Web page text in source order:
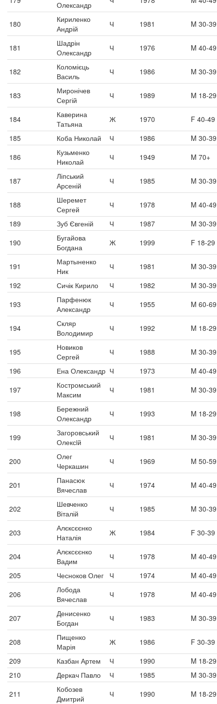
Олександр
180
Кириленко
Андрій
Ч 1981 M 30-39
181
Шадрін
Олександр
Ч 1976 M 40-49
182
Коломієць
Василь
Ч 1986 M 30-39
183
Миронічев
Сергій
Ч 1989 M 18-29
184
Каверина
Татьяна
Ж 1970
F 40-49
185
Коба Николай Ч 1986
M 30-39
186
Кузьменко
Николай
Ч 1949 M 70+
187
Ліпський
Арсеній
Ч 1985 M 30-39
188
Шеремет
Сергей
Ч 1978
M 40-49
189
Зуб Євгеній Ч 1987
M 30-39
190
Бугайова
Богдана
Ж 1999 F 18-29
191
Мартыненко
Ник
Ч 1981
M 30-39
192
Сичік Кирило Ч 1982
M 30-39
193
Парфенюк
Александр
Ч 1955 M 60-69
194
Скляр
Володимир
Ч 1992 M 18-29
195
Новиков
Сергей
Ч 1988
M 30-39
196
Ена Олександр Ч 1973
M 40-49
197
Костромський
Максим
Ч 1981 M 30-39
198
Бережний
Олександр
Ч 1993 M 18-29
199
Загоровський
Олексiй
Ч 1981 M 30-39
200
Олег
Черкашин
Ч 1969 M 50-59
201
Панасюк
Вячеслав
Ч 1974 M 40-49
202
Шевченко
Віталій
Ч 1985 M 30-39
203
Алєксєєнко
Наталія
Ж 1984 F 30-39
204
Алєксєєнко
Вадим
Ч 1978
M 40-49
205
Чесноков Олег Ч 1974
M 40-49
206
Лобода
Вячеслав
Ч 1978 M 40-49
207
Денисенко
Богдан
Ч 1983 M 30-39
208
Пищенко
Марія
Ж 1986
F 30-39
209
Казбан Артем Ч 1990
M 18-29
210
Деркач Павло Ч 1985
M 30-39
211
Кобозев
Дмитрий
Ч 1990
M 18-29